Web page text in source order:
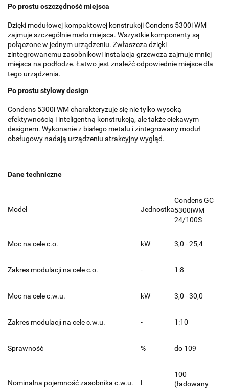
Po prostu oszczędność miejsca
Dzięki modułowej kompaktowej konstrukcji Condens 5300i WM
zajmuje szczególnie mało miejsca. Wszystkie komponenty są
połączone w jednym urządzeniu. Zwłaszcza dzięki
zintegrowanemu zasobnikowi instalacja grzewcza zajmuje mniej
miejsca na podłodze. Łatwo jest znaleźć odpowiednie miejsce dla
tego urządzenia.
Po prostu stylowy design
Condens 5300i WM charakteryzuje się nie tylko wysoką
efektywnością i inteligentną konstrukcją, ale także ciekawym
designem. Wykonanie z białego metalu i zintegrowany moduł
obsługowy nadają urządzeniu atrakcyjny wygląd.
Dane techniczne
Model Jednostka
Condens GC
5300iWM
24/100S
Moc na cele c.o. kW 3,0 - 25,4
Zakres modulacji na cele c.o. - 1:8
Moc na cele c.w.u. kW 3,0 - 30,0
Zakres modulacji na cele c.w.u. - 1:10
Sprawność % do 109
Nominalna pojemność zasobnika c.w.u.
100
(ładowany